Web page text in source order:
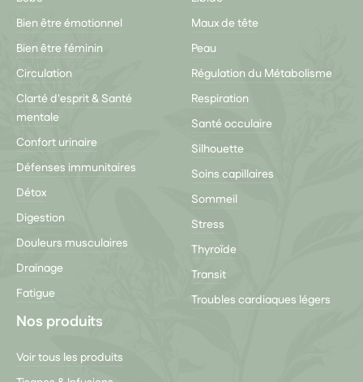
Bien être émotionnel
Bien être féminin
Circulation
Clarté d'esprit & Santé
mentale
Confort urinaire
Défenses immunitaires
Détox
Digestion
Douleurs musculaires
Drainage
Fatigue
Maux de tête
Peau
Régulation du Métabolisme
Respiration
Santé occulaire
Silhouette
Soins capillaires
Sommeil
Stress
Thyroïde
Transit
Troubles cardiaques légers
Nos produits
Voir tous les produits